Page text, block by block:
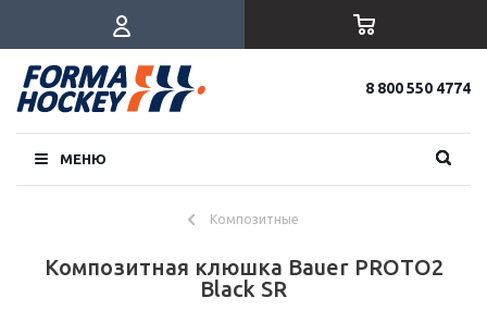
8 800 550 4774
МЕНЮ
Композитные
Композитная клюшка Bauer PROTO2
Black SR